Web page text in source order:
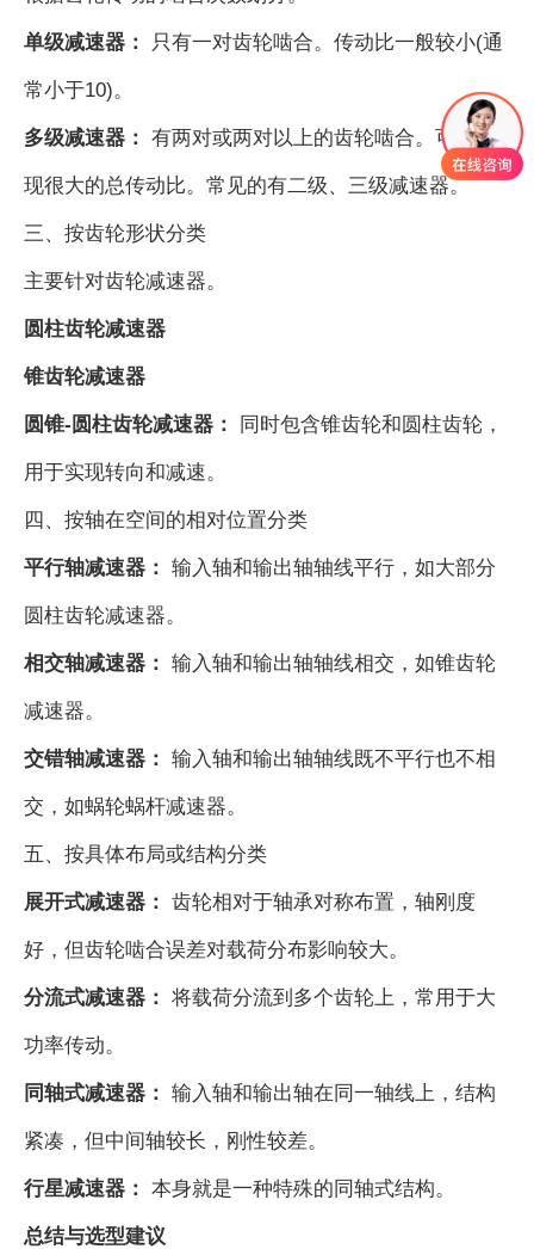
单级减速器： 只有一对齿轮啮合。传动比一般较小(通
常小于10)。
多级减速器： 有两对或两对以上的齿轮啮合。可以实
现很大的总传动比。常见的有二级、三级减速器。
三、按齿轮形状分类
主要针对齿轮减速器。
圆柱齿轮减速器
锥齿轮减速器
圆锥-圆柱齿轮减速器： 同时包含锥齿轮和圆柱齿轮，
用于实现转向和减速。
四、按轴在空间的相对位置分类
平行轴减速器： 输入轴和输出轴轴线平行，如大部分
圆柱齿轮减速器。
相交轴减速器： 输入轴和输出轴轴线相交，如锥齿轮
减速器。
交错轴减速器： 输入轴和输出轴轴线既不平行也不相
交，如蜗轮蜗杆减速器。
五、按具体布局或结构分类
展开式减速器： 齿轮相对于轴承对称布置，轴刚度
好，但齿轮啮合误差对载荷分布影响较大。
分流式减速器： 将载荷分流到多个齿轮上，常用于大
功率传动。
同轴式减速器： 输入轴和输出轴在同一轴线上，结构
紧凑，但中间轴较长，刚性较差。
行星减速器： 本身就是一种特殊的同轴式结构。
总结与选型建议